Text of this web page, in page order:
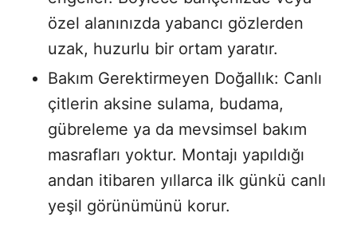
özel alanınızda yabancı gözlerden
uzak, huzurlu bir ortam yaratır.
Bakım Gerektirmeyen Doğallık: Canlı
çitlerin aksine sulama, budama,
gübreleme ya da mevsimsel bakım
masrafları yoktur. Montajı yapıldığı
andan itibaren yıllarca ilk günkü canlı
yeşil görünümünü korur.